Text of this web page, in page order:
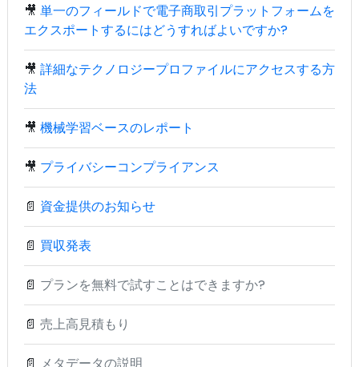
🎥 単一のフィールドで電子商取引プラットフォームを
エクスポートするにはどうすればよいですか?
🎥 詳細なテクノロジープロファイルにアクセスする方
法
🎥 機械学習ベースのレポート
🎥 プライバシーコンプライアンス
📄 資金提供のお知らせ
📄 買収発表
📄 プランを無料で試すことはできますか?
📄 売上高見積もり